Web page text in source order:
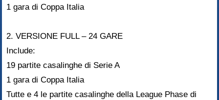
1 gara di Coppa Italia
2. VERSIONE FULL – 24 GARE
Include:
19 partite casalinghe di Serie A
1 gara di Coppa Italia
Tutte e 4 le partite casalinghe della League Phase di